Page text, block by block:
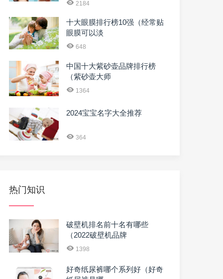
2184
十大眼膜排行榜10强（经常贴
眼膜可以淡
648
中国十大紫砂壶品牌排行榜
（紫砂壶大师
1364
2024宝宝名字大全推荐
364
热门知识
破壁机排名前十名有哪些
（2022破壁机品牌
1398
好奇纸尿裤哪个系列好（好奇